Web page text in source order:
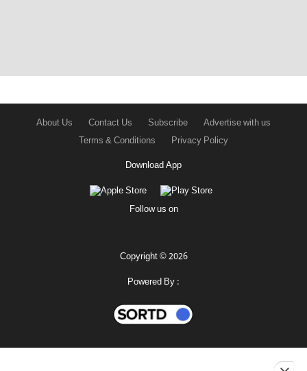
About Us Contact Us Subscribe
Advertise with us
Terms & Conditions
Privacy Policy
Download App
Follow us on
Copyright © 2026
Powered By :